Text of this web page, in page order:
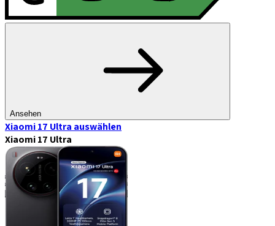
Ansehen
Xiaomi 17 Ultra auswählen
Xiaomi 17 Ultra